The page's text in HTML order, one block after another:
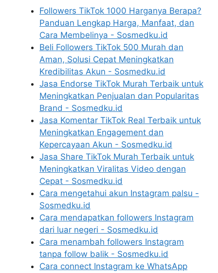
Followers TikTok 1000 Harganya Berapa?
Panduan Lengkap Harga, Manfaat, dan
Cara Membelinya - Sosmedku.id
Beli Followers TikTok 500 Murah dan
Aman, Solusi Cepat Meningkatkan
Kredibilitas Akun - Sosmedku.id
Jasa Endorse TikTok Murah Terbaik untuk
Meningkatkan Penjualan dan Popularitas
Brand - Sosmedku.id
Jasa Komentar TikTok Real Terbaik untuk
Meningkatkan Engagement dan
Kepercayaan Akun - Sosmedku.id
Jasa Share TikTok Murah Terbaik untuk
Meningkatkan Viralitas Video dengan
Cepat - Sosmedku.id
Cara mengetahui akun Instagram palsu -
Sosmedku.id
Cara mendapatkan followers Instagram
dari luar negeri - Sosmedku.id
Cara menambah followers Instagram
tanpa follow balik - Sosmedku.id
Cara connect Instagram ke WhatsApp